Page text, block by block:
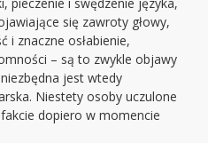
się zawroty głowy,
i znaczne osłabienie,
– są to zwykle objawy
jest wtedy
Niestety osoby uczulone
dopiero w momencie